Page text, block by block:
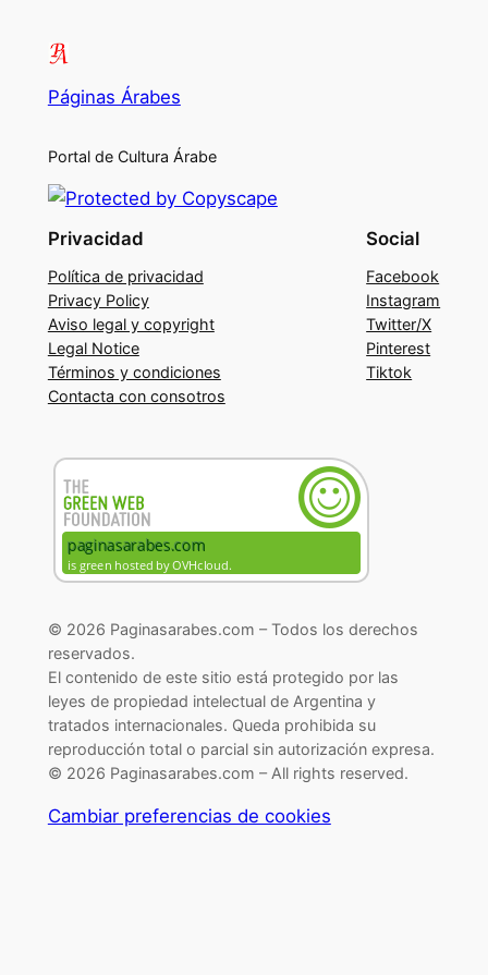
Páginas Árabes
Portal de Cultura Árabe
Privacidad
Política de privacidad
Privacy Policy
Aviso legal y copyright
Legal Notice
Términos y condiciones
Contacta con consotros
Social
Facebook
Instagram
Twitter/X
Pinterest
Tiktok
© 2026 Paginasarabes.com – Todos los derechos
reservados.
El contenido de este sitio está protegido por las
leyes de propiedad intelectual de Argentina y
tratados internacionales. Queda prohibida su
reproducción total o parcial sin autorización expresa.
© 2026 Paginasarabes.com – All rights reserved.
Cambiar preferencias de cookies